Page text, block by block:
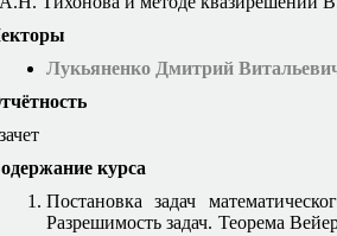
Лукьяненко Дмитрий
зачет
курса
Постановка задач
Разрешимость задач. Теорема